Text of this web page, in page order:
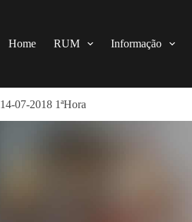
Home RUM Informação
14-07-2018 1ªHora